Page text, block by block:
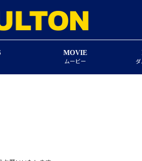
MOVIE
ムービー